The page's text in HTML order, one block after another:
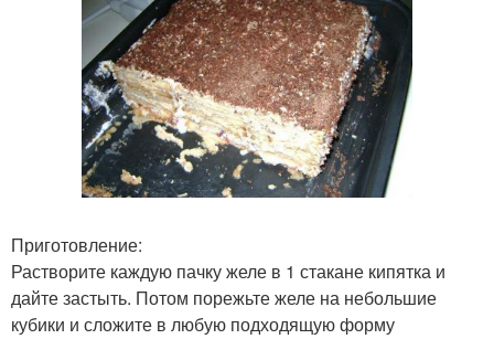
Приготовление:
Растворите каждую пачку желе в 1 стакане кипятка и
дайте застыть. Потом порежьте желе на небольшие
кубики и сложите в любую подходящую форму